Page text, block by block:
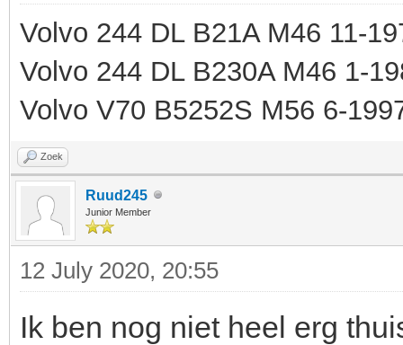
Volvo 244 DL B21A M46 11-
Volvo 244 DL B230A M46 1-
Volvo V70 B5252S M56 6-
Zoek
Ruud245
Junior Member
12 July 2020, 20:55
Ik ben nog niet heel erg